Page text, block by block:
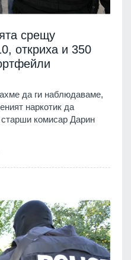
срещу
откриха и 350
да ги наблюдаваме,
наркотик да
старши комисар Дарин